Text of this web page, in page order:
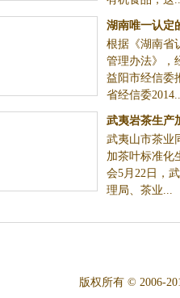
湖南唯一认定的茶业企业技术中
心落户白沙溪茶厂
根据《湖南省认定企业技术中心管理
报、湖南益阳市经信委推荐和专家评
武夷岩茶生产加工按国家标准进
武夷山市茶业同业公会的会员参加茶
技术培训会5月22日，武夷山市市场
版权所有 © 2006-